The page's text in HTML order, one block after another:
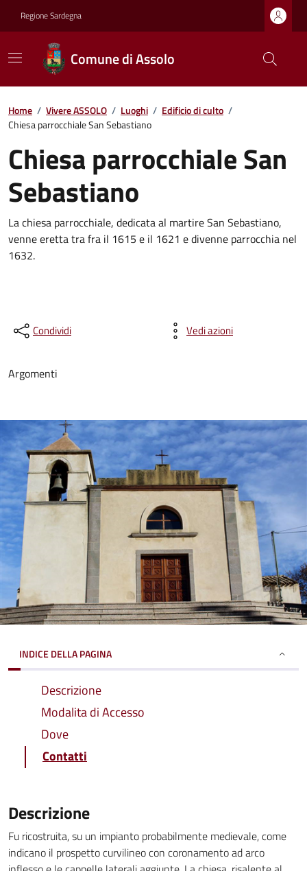
Regione Sardegna
Comune di Assolo
Home / Vivere ASSOLO / Luoghi / Edificio di culto /
Chiesa parrocchiale San Sebastiano
Chiesa parrocchiale San
Sebastiano
La chiesa parrocchiale, dedicata al martire San Sebastiano,
venne eretta tra fra il 1615 e il 1621 e divenne parrocchia nel
1632.
Condividi Vedi azioni
Argomenti
INDICE DELLA PAGINA
Descrizione
Modalita di Accesso
Dove
Contatti
Descrizione
Fu ricostruita, su un impianto probabilmente medievale, come
indicano il prospetto curvilineo con coronamento ad arco